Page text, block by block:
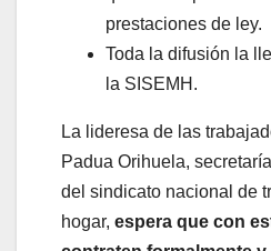
prestaciones de ley.
Toda la difusión la
la SISEMH.
La lideresa de las
Padua Orihuela,
del sindicato nacional de
hogar, espera que con